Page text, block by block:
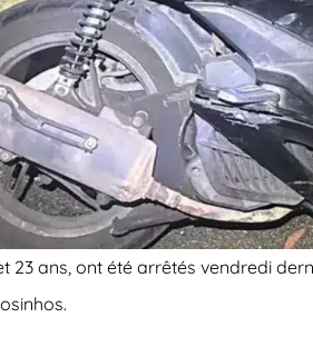
23 ans, ont été arrêtés vendredi